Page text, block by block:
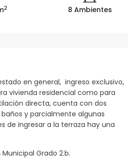
2 8 Ambientes
en general, ingreso exclusivo,
vivienda residencial como para
directa, cuenta con dos
y parcialmente algunas
de ingresar a la terraza hay una
Grado 2.b.